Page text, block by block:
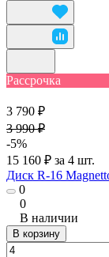
Рассрочка
3 790 ₽
3 990 ₽
-5%
15 160 ₽ за 4 шт.
Диск R-16
0
0
В наличии
В корзину